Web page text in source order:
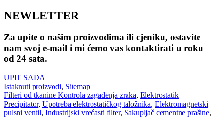
NEWLETTER
Za upite o našim proizvodima ili cjeniku, ostavite
nam svoj e-mail i mi ćemo vas kontaktirati u roku
od 24 sata.
UPIT SADA
Istaknuti proizvodi, Sitemap
Filteri od tkanine Kontrola zagađenja zraka, Elektrostatik
Precipitator, Upotreba elektrostatičkog taložnika, Elektromagnetski
pulsni ventil, Industrijski vrećasti filter, Sakupljač cementne prašine,